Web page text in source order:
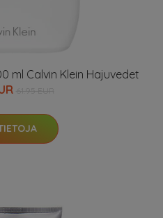
ml Calvin Klein Hajuvedet